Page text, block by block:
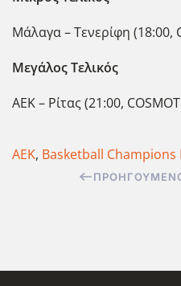
Μάλαγα – Τενερίφη (18:00,
Μεγάλος Τελικός
ΑΕΚ – Ρίτας (21:00,
ΑΕΚ, Basketball Champions